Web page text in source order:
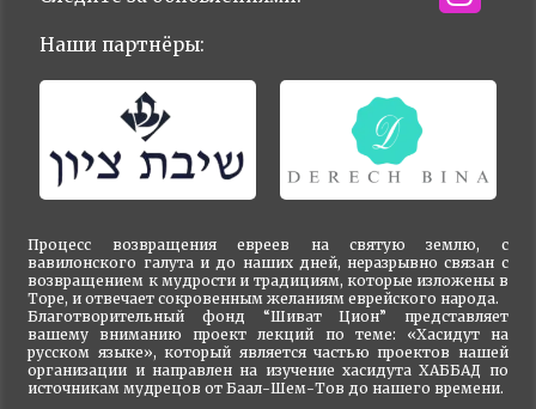
Процесс возвращения евреев на святую землю, с
вавилонского галута и до наших дней, неразрывно связан с
возвращением к мудрости и традициям, которые изложены в
Торе, и отвечает сокровенным желаниям еврейского народа.
Благотворительный фонд “Шиват Цион” представляет
вашему вниманию проект лекций по теме: «Хасидут на
русском языке», который является частью проектов нашей
организации и направлен на изучение хасидута ХАББАД по
источникам мудрецов от Баал-Шем-Тов до нашего времени.
Наши партнёры: